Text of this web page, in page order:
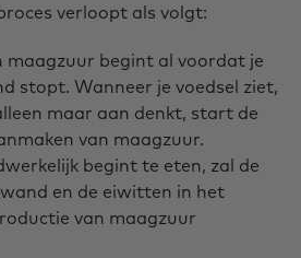
verloopt als volgt:
maagzuur begint al voordat je
stopt. Wanneer je voedsel ziet,
maar aan denkt, start de
van maagzuur.
begint te eten, zal de
en de eiwitten in het
van maagzuur